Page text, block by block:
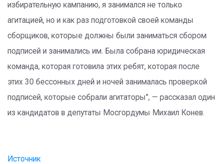
избирательную кампанию, я занимался не только
агитацией, но и как раз подготовкой своей команды
сборщиков, которые должны были заниматься сбором
подписей и занимались им. Была собрана юридическая
команда, которая готовила этих ребят, которая после
этих 30 бессонных дней и ночей занималась проверкой
подписей, которые собрали агитаторы", — рассказал один
из кандидатов в депутаты Мосгордумы Михаил Конев.
Источник